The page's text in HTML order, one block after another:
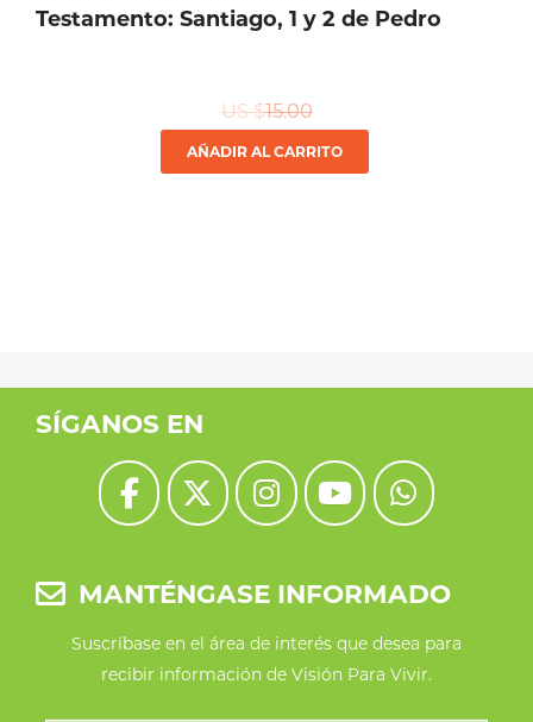
Testamento: Santiago, 1 y 2 de Pedro
US $15.00
AÑADIR AL CARRITO
SÍGANOS EN
MANTÉNGASE INFORMADO
Suscríbase en el área de interés que desea para
recibir información de Visión Para Vivir.